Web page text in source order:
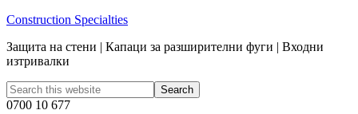
Construction Specialties
Защита на стени | Капаци за разширителни фуги | Входни
изтривалки
0700 10 677